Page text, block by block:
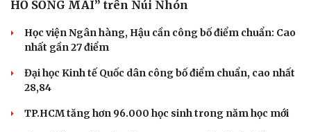
HỒ SỐNG MÃI” trên Núi Nhón
Học viện Ngân hàng, Hậu cần công bố điểm chuẩn: Cao
nhất gần 27 điểm
Đại học Kinh tế Quốc dân công bố điểm chuẩn, cao nhất
28,84
TP.HCM tăng hơn 96.000 học sinh trong năm học mới